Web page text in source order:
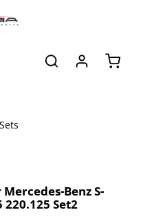
Sets
Benz S-
220.125 Set2